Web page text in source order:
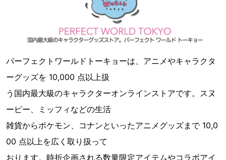
パーフェクトワールドトーキョーは、アニメやキャラクタ
ーグッズを 10,000 点以上扱
う国内最大級のキャラクターオンラインストアです。スヌ
ーピー、ミッフィなどの生活
雑貨からポケモン、コナンといったアニメグッズまで 10,0
00 点以上を広く取り扱って
おります。時折企画される数量限定アイテムやコラボアイ